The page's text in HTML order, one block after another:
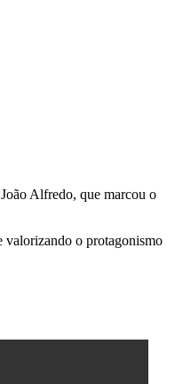
Alfredo, que marcou o
valorizando o protagonismo